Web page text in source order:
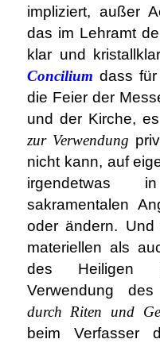
impliziert, außer
das im Lehramt
klar und
Concilium dass
die Feier der
und der Kirche,
zur Verwendung
nicht kann, auf
irgendetwas
sakramentalen
oder ändern.
materiellen als
des Heiligen
Verwendung
durch Riten und
beim Verfasser